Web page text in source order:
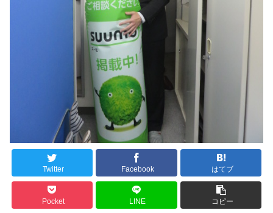
Twitter Facebook はてブ
Pocket LINE コピー